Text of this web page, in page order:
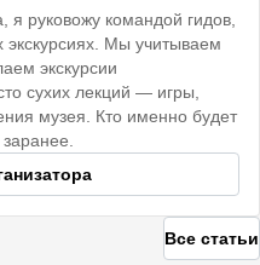
руковожу командой гидов,
Мы учитываем
экскурсии
сухих лекций — игры,
музея. Кто именно будет
Все статьи